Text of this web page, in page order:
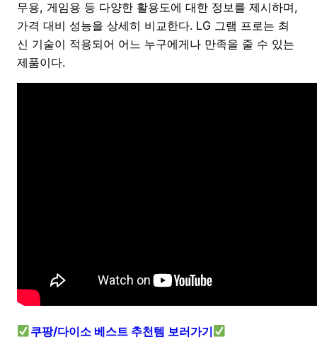
무용, 게임용 등 다양한 활용도에 대한 정보를 제시하며,
가격 대비 성능을 상세히 비교한다. LG 그램 프로는 최
신 기술이 적용되어 어느 누구에게나 만족을 줄 수 있는
제품이다.
쿠팡/다이소 베스트 추천템 보러가기